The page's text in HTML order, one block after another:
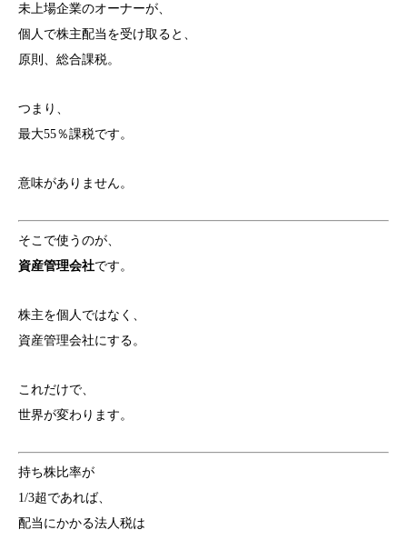
未上場企業のオーナーが、
個人で株主配当を受け取ると、
原則、総合課税。
つまり、
最大55％課税です。
意味がありません。
そこで使うのが、
資産管理会社です。
株主を個人ではなく、
資産管理会社にする。
これだけで、
世界が変わります。
持ち株比率が
1/3超であれば、
配当にかかる法人税は